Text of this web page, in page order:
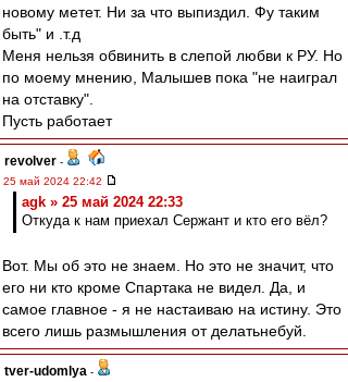
новому метет. Ни за что выпиздил. Фу таким
быть" и .т.д
Меня нельзя обвинить в слепой любви к РУ. Но
по моему мнению, Малышев пока "не наиграл
на отставку".
Пусть работает
revolver -
25 май 2024 22:42
agk » 25 май 2024 22:33
Откуда к нам приехал Сержант и кто его вёл?
Вот. Мы об это не знаем. Но это не значит, что
его ни кто кроме Спартака не видел. Да, и
самое главное - я не настаиваю на истину. Это
всего лишь размышления от делатьнебуй.
tver-udomlya -